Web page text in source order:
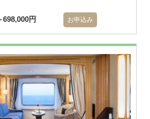
698,000円 お申込み